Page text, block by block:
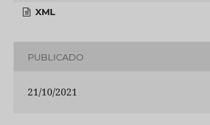
XML
PUBLICADO
21/10/2021